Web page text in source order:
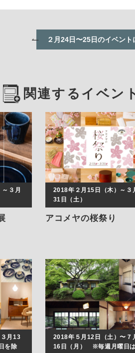
２月24日〜25日のイベント
関連するイベン
３月
2018年２月15日（木）～３
31日（土）
アコメヤの桜祭り
月13
を除
2018年５月12日（土）〜７
16日（月） ※毎週月曜日